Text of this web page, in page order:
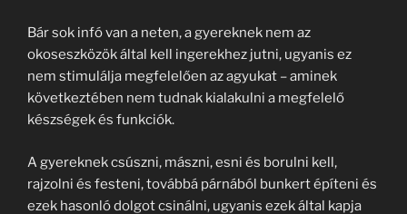
Bár sok infó van a neten, a gyereknek nem az
okoseszközök által kell ingerekhez jutni, ugyanis ez
nem stimulálja megfelelően az agyukat – aminek
következtében nem tudnak kialakulni a megfelelő
készségek és funkciók.
A gyereknek csúszni, mászni, esni és borulni kell,
rajzolni és festeni, továbbá párnából bunkert építeni és
ezek hasonló dolgot csinálni, ugyanis ezek által kapja